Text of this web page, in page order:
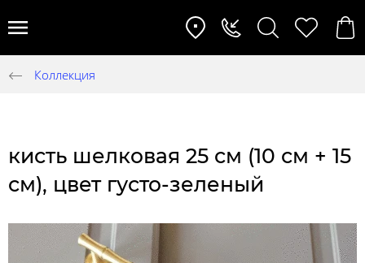
Коллекция
кисть шелковая 25 см (10 см + 15
см), цвет густо-зеленый